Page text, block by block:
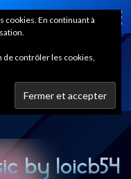
cookies. En continuant à
de contrôler les cookies,